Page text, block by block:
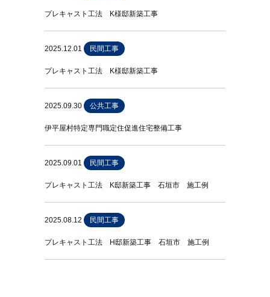
プレキャスト工法 K様邸新築工事
2025.12.01 民間工事
プレキャスト工法 K様邸新築工事
2025.09.30 公共工事
伊平屋村特定専門職定住促進住宅整備工事
2025.09.01 民間工事
プレキャスト工法 K邸新築工事 石垣市 施工例
2025.08.12 民間工事
プレキャスト工法 H邸新築工事 石垣市 施工例